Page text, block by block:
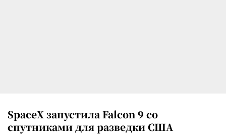
SpaceX запустила Falcon 9 со
спутниками для разведки США